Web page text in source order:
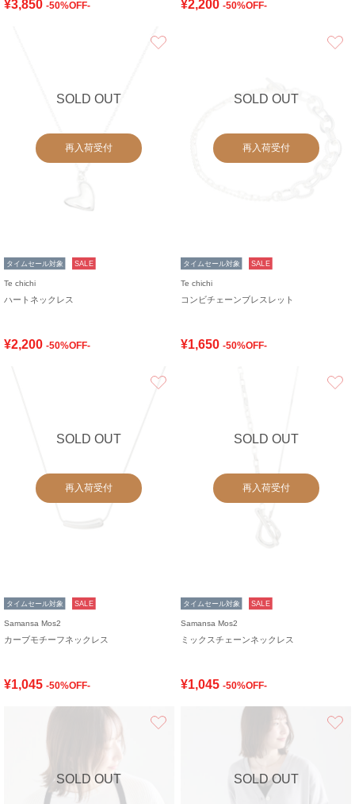
¥3,850 -50%OFF- ¥2,200 -50%OFF-
SOLD OUT
再入荷受付
タイムセール対象 SALE
Te chichi
ハートネックレス
¥2,200 -50%OFF-
SOLD OUT
再入荷受付
タイムセール対象 SALE
Te chichi
コンビチェーンブレスレット
¥1,650 -50%OFF-
SOLD OUT
再入荷受付
タイムセール対象 SALE
Samansa Mos2
カーブモチーフネックレス
¥1,045 -50%OFF-
SOLD OUT
再入荷受付
タイムセール対象 SALE
Samansa Mos2
ミックスチェーンネックレス
¥1,045 -50%OFF-
SOLD OUT SOLD OUT